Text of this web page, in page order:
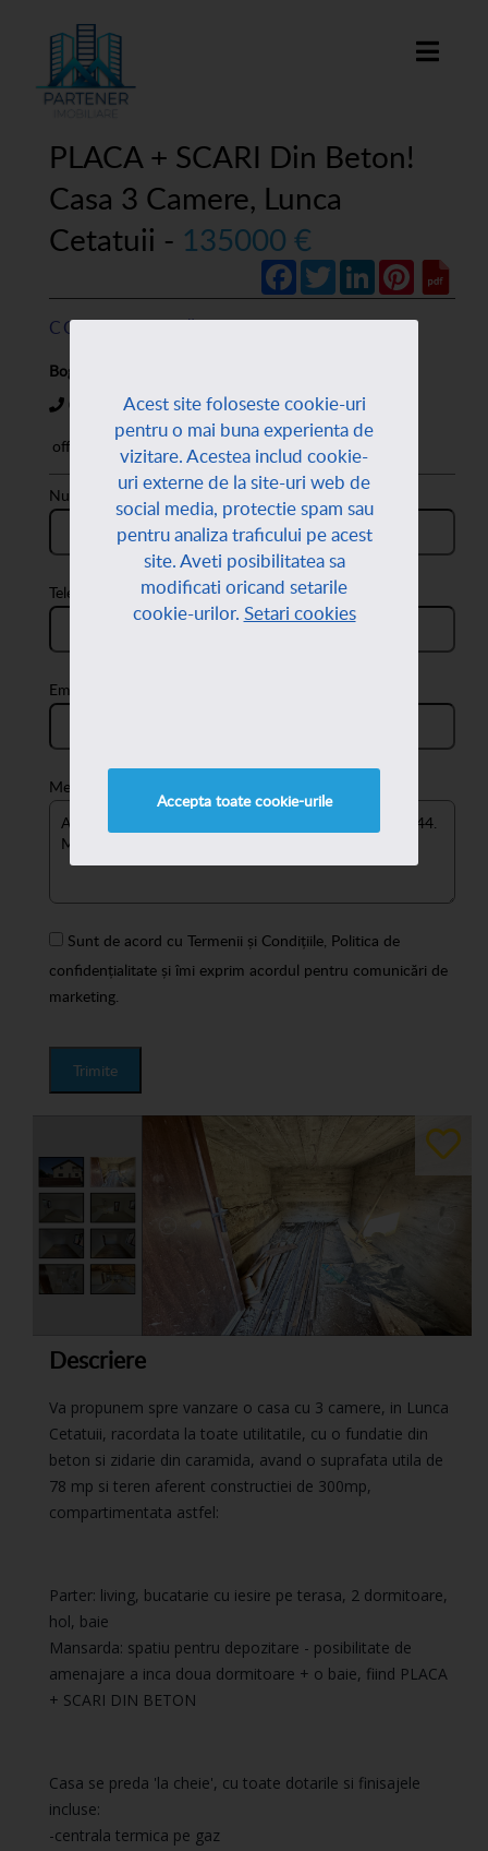
Acest site foloseste cookie-uri
pentru o mai buna experienta de
vizitare. Acestea includ cookie-
uri externe de la site-uri web de
social media, protectie spam sau
pentru analiza traficului pe acest
site. Aveti posibilitatea sa
modificati oricand setarile
cookie-urilor. Setari cookies
Accepta toate cookie-urile
PLACA + SCARI Din Beton!
Casa 3 Camere, Lunca
Cetatuii - 135000 €
FacebookTwitterLinkedInPinterest
CONTACTEAZĂ AGENT:
Bogdan Leonte
0720899810
office@partener-imobiliare.ro
Nume:
Telefon:
Email:
Mesaj:
Sunt de acord cu Termenii și Condițiile, Politica de
confidențialitate și îmi exprim acordul pentru comunicări de
marketing.
Trimite
Descriere
Va propunem spre vanzare o casa cu 3 camere, in Lunca
Cetatuii, racordata la toate utilitatile, cu o fundatie din
beton si zidarie din caramida, avand o suprafata utila de
78 mp si teren aferent constructiei de 300mp,
compartimentata astfel:
Parter: living, bucatarie cu iesire pe terasa, 2 dormitoare,
hol, baie
Mansarda: spatiu pentru depozitare - posibilitate de
amenajare a inca doua dormitoare + o baie, fiind PLACA
+ SCARI DIN BETON
Casa se preda 'la cheie', cu toate dotarile si finisajele
incluse:
-centrala termica pe gaz